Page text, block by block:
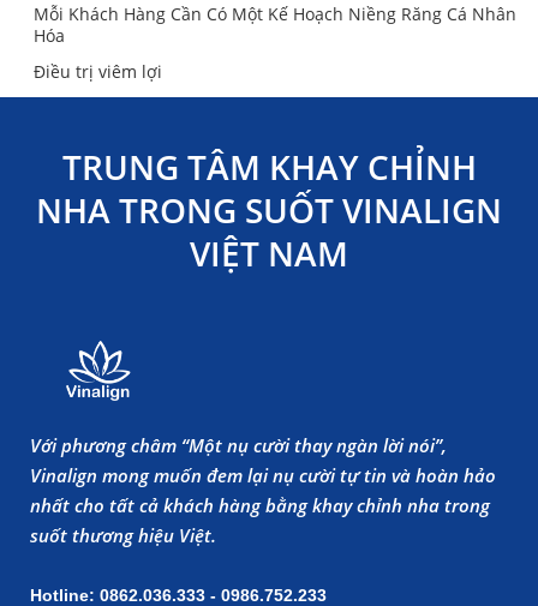
Mỗi Khách Hàng Cần Có Một Kế Hoạch Niềng Răng Cá Nhân
Hóa
Điều trị viêm lợi
TRUNG TÂM KHAY CHỈNH
NHA TRONG SUỐT VINALIGN
VIỆT NAM
Với phương châm “Một nụ cười thay ngàn lời nói”,
Vinalign mong muốn đem lại nụ cười tự tin và hoàn hảo
nhất cho tất cả khách hàng bằng khay chỉnh nha trong
suốt thương hiệu Việt.
Hotline: 0862.036.333 - 0986.752.233